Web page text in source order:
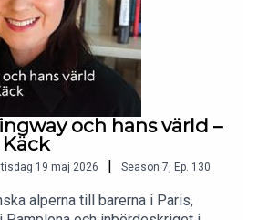
och hans värld –
tisdag 19 maj 2026 Season 7, Ep. 130
alperna till barerna i Paris,